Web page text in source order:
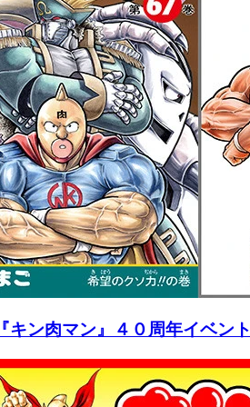
キン肉マン』４０周年イベン